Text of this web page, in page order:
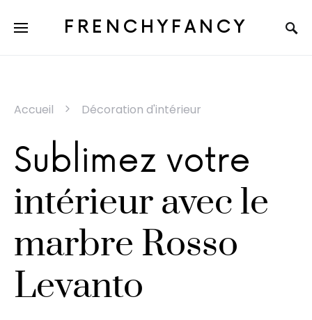
FRENCHYFANCY
Accueil Décoration d'intérieur
Sublimez votre
intérieur avec le
marbre Rosso
Levanto